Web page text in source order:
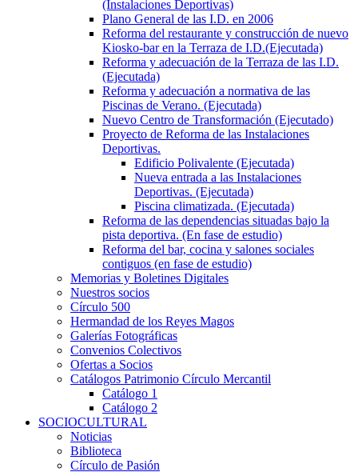
(Instalaciones Deportivas)
Plano General de las I.D. en 2006
Reforma del restaurante y construcción de nuevo
Kiosko-bar en la Terraza de I.D.(Ejecutada)
Reforma y adecuación de la Terraza de las I.D.
(Ejecutada)
Reforma y adecuación a normativa de las
Piscinas de Verano. (Ejecutada)
Nuevo Centro de Transformación (Ejecutado)
Proyecto de Reforma de las Instalaciones
Deportivas.
Edificio Polivalente (Ejecutada)
Nueva entrada a las Instalaciones
Deportivas. (Ejecutada)
Piscina climatizada. (Ejecutada)
Reforma de las dependencias situadas bajo la
pista deportiva. (En fase de estudio)
Reforma del bar, cocina y salones sociales
contiguos (en fase de estudio)
Memorias y Boletines Digitales
Nuestros socios
Círculo 500
Hermandad de los Reyes Magos
Galerías Fotográficas
Convenios Colectivos
Ofertas a Socios
Catálogos Patrimonio Círculo Mercantil
Catálogo 1
Catálogo 2
SOCIOCULTURAL
Noticias
Biblioteca
Círculo de Pasión